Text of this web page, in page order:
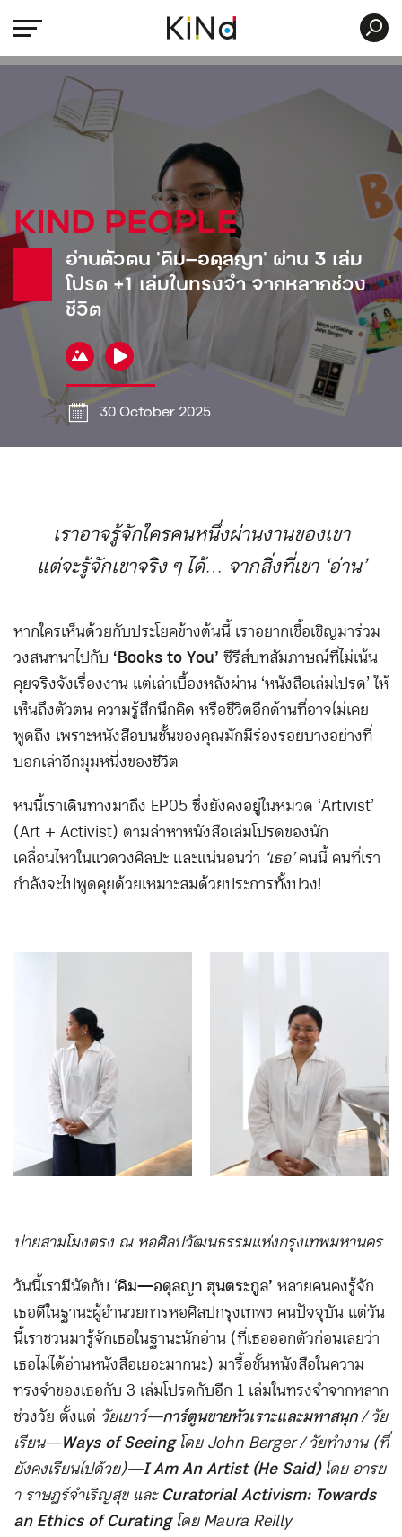
KIND PEOPLE
อ่านตัวตน ‘คิม—อดุลญา’ ผ่าน 3 เล่ม
โปรด +1 เล่มในทรงจำ จากหลากช่วง
ชีวิต
30 October 2025
เราอาจรู้จักใครคนหนึ่งผ่านงานของเขา
แต่จะรู้จักเขาจริง ๆ ได้… จากสิ่งที่เขา ‘อ่าน’
หากใครเห็นด้วยกับประโยคข้างต้นนี้ เราอยากเชื้อเชิญมาร่วม
วงสนทนาไปกับ ‘Books to You’ซีรีส์บทสัมภาษณ์ที่ไม่เน้น
คุยจริงจังเรื่องงาน แต่เล่าเบื้องหลังผ่าน ‘หนังสือเล่มโปรด’ ให้
เห็นถึงตัวตน ความรู้สึกนึกคิด หรือชีวิตอีกด้านที่อาจไม่เคย
พูดถึง เพราะหนังสือบนชั้นของคุณมักมีร่องรอยบางอย่างที่
บอกเล่าอีกมุมหนึ่งของชีวิต
หนนี้เราเดินทางมาถึง EP05 ซึ่งยังคงอยู่ในหมวด ‘Artivist’
(Art + Activist) ตามล่าหาหนังสือเล่มโปรดของนัก
เคลื่อนไหวในแวดวงศิลปะ และแน่นอนว่า ‘เธอ’คนนี้ คนที่เรา
กำลังจะไปพูดคุยด้วยเหมาะสมด้วยประการทั้งปวง!
บ่ายสามโมงตรง ณ หอศิลปวัฒนธรรมแห่งกรุงเทพมหานคร
วันนี้เรามีนัดกับ ‘คิม—อดุลญา ฮุนตระกูล’หลายคนคงรู้จัก
เธอดีในฐานะผู้อำนวยการหอศิลปกรุงเทพฯ คนปัจจุบัน แต่วัน
นี้เราชวนมารู้จักเธอในฐานะนักอ่าน (ที่เธอออกตัวก่อนเลยว่า
เธอไม่ได้อ่านหนังสือเยอะมากนะ) มารื้อชั้นหนังสือในความ
ทรงจำของเธอกับ 3 เล่มโปรดกับอีก 1 เล่มในทรงจำจากหลาก
ช่วงวัย ตั้งแต่ วัยเยาว์—การ์ตูนขายหัวเราะและมหาสนุก/ วัย
เรียน—Ways of Seeingโดย John Berger / วัยทำงาน (ที่
ยังคงเรียนไปด้วย)—I Am An Artist (He Said)โดย อารย
า ราษฎร์จำเริญสุข และCuratorial Activism: Towards
an Ethics of Curatingโดย Maura Reilly